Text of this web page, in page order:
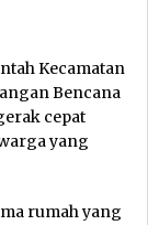
Kecamatan
Bencana
cepat
yang
rumah yang